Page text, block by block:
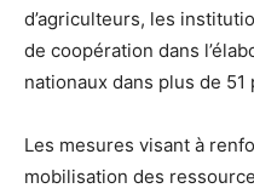
d’agriculteurs, les
de coopération dans
nationaux dans plus de 51
Les mesures visant à
mobilisation des